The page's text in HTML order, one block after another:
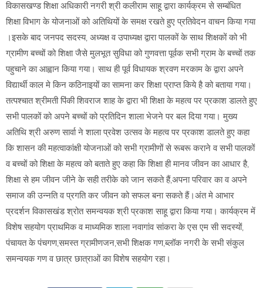
विकासखण्ड शिक्षा अधिकारी नगरी श्री कलीराम साहू द्वारा कार्यक्रम से सम्बंधित
शिक्षा विभाग के योजनाओं को अतिथियों के समक्ष रखते हुए प्रतिवेदन वाचन किया गया
।इसके बाद जनपद सदस्य, अध्यक्ष व उपाध्यक्ष द्वारा पालकों के साथ शिक्षकों को भी
ग्रामीण बच्चों को शिक्षा जैसे मुलभूत सुविधा को गुणवत्ता पूर्वक सभी ग्राम के बच्चों तक
पहुचाने का आह्वान किया गया। साथ ही पूर्व विधायक श्रवण मरकाम के द्वारा अपने
विद्यार्थी काल मे किन कठिनाइयों का सामना कर शिक्षा प्राप्त किये है को बताया गया।
तत्पश्चात श्रीमती पिंकी शिवराज शाह के द्वारा भी शिक्षा के महत्व पर प्रकाश डालते हुए
सभी पालकों को अपने बच्चों को प्रतिदिन शाला भेजने पर बल दिया गया। मुख्य
अतिथि श्री अरुण सार्वा ने शाला प्रवेश उत्सव के महत्व पर प्रकाश डालते हुए कहा
कि शासन की महत्वाकांक्षी योजनाओं को सभी ग्रामीणों से रूबरू कराने व सभी पालकों
व बच्चों को शिक्षा के महत्व को बताते हुए कहा कि शिक्षा ही मानव जीवन का आधार है,
शिक्षा से हम जीवन जीने के सही तरीके को जान सकते हैं,अपना परिवार का व अपने
समाज की उन्नति व प्रगति कर जीवन को सफल बना सकते हैं।अंत मे आभार
प्रदर्शन विकासखंड श्रोत समन्वयक श्री प्रकाश साहू द्वारा किया गया। कार्यक्रम में
विशेष सहयोग प्राथमिक व माध्यमिक शाला नवागांव सांकरा के एस एम सी सदस्यों,
पंचायत के पंचगण,समस्त ग्रामीणजन,सभी शिक्षक गण,ब्लॉक नगरी के सभी संकुल
समन्वयक गण व छात्र छात्राओं का विशेष सहयोग रहा।